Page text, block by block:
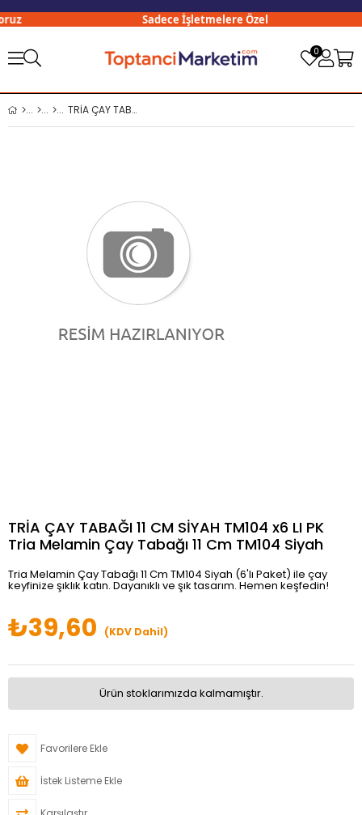
Sadece İşletmelere Özel
0
TRİA ÇAY TABAĞI 11 CM SİYAH TM104 x6 LI PK Tria Melamin Çay Tabağı 11 Cm TM104 Siyah
TRİA ÇAY TABAĞI 11 CM SİYAH TM104 x6 LI PK
Tria Melamin Çay Tabağı 11 Cm TM104 Siyah
Tria Melamin Çay Tabağı 11 Cm TM104 Siyah (6'lı Paket) ile çay
keyfinize şıklık katın. Dayanıklı ve şık tasarım. Hemen keşfedin!
₺39,60 (KDV Dahil)
Ürün stoklarımızda kalmamıştır.
Favorilere Ekle
İstek Listeme Ekle